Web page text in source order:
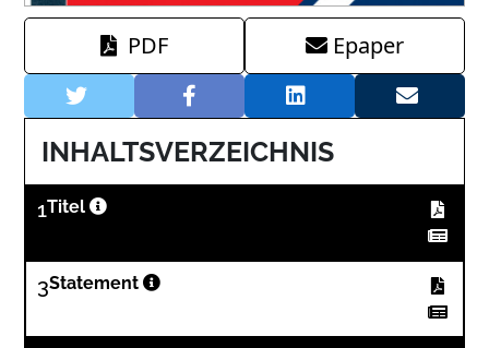
PDF Epaper
INHALTSVERZEICHNIS
1Titel
3Statement